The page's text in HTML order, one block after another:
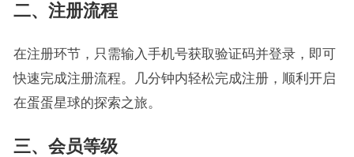
二、注册流程
在注册环节，只需输入手机号获取验证码并登录，即可
快速完成注册流程。几分钟内轻松完成注册，顺利开启
在蛋蛋星球的探索之旅。
三、会员等级